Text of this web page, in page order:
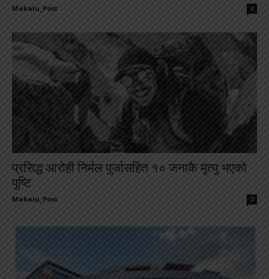
Makalu_Post 0
प्रसिद्ध आरोही निर्मल पुर्जासहित १० जनाकै मृत्यु भएको
पुष्टि
Makalu_Post 0